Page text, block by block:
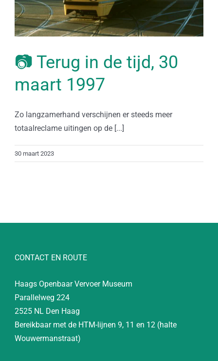
📷 Terug in de tijd, 30
maart 1997
Zo langzamerhand verschijnen er steeds meer
totaalreclame uitingen op de [...]
30 maart 2023
CONTACT EN ROUTE
Haags Openbaar Vervoer Museum
Parallelweg 224
2525 NL Den Haag
Bereikbaar met de HTM-lijnen 9, 11 en 12 (halte
Wouwermanstraat)